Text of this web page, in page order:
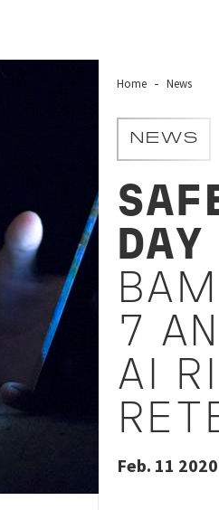
Home News
NEWS
DAY
7
AI
Feb. 11 2020